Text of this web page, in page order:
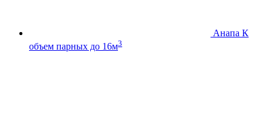
Анапа К
объем парных до 16м3